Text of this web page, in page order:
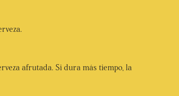
afrutada. Si dura más tiempo, la